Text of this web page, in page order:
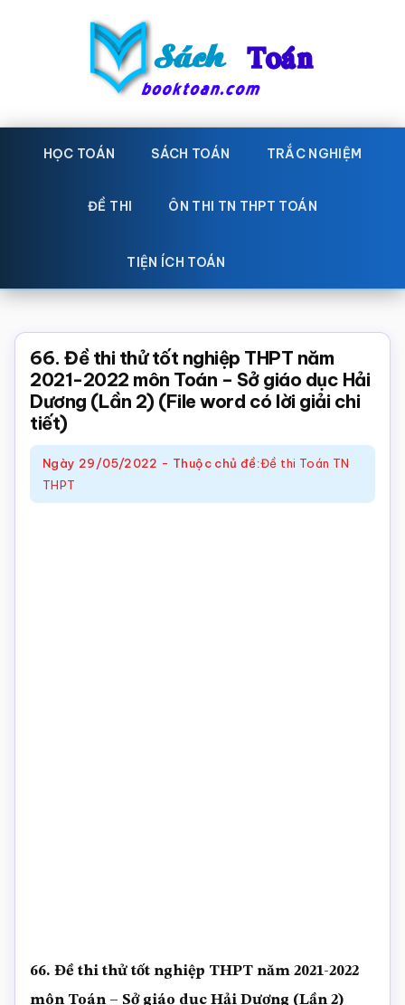
Sách
Toán
toán
Học
toán,
giáo
Toán,
trắc
nghiệm
Toán
online
HỌC TOÁN SÁCH TOÁN TRẮC NGHIỆM
ĐỀ THI ÔN THI TN THPT TOÁN
TIỆN ÍCH TOÁN
66. Đề thi thử tốt nghiệp THPT năm
2021-2022 môn Toán – Sở giáo dục Hải
Dương (Lần 2) (File word có lời giải chi
tiết)
Ngày 29/05/2022 - Thuộc chủ đề:Đề thi Toán TN
THPT
66. Đề thi thử tốt nghiệp THPT năm 2021-2022
môn Toán – Sở giáo dục Hải Dương (Lần 2)